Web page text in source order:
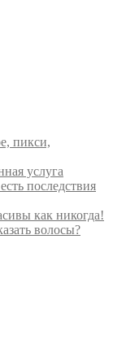
пикси,
услуга
последствия
как никогда!
волосы?